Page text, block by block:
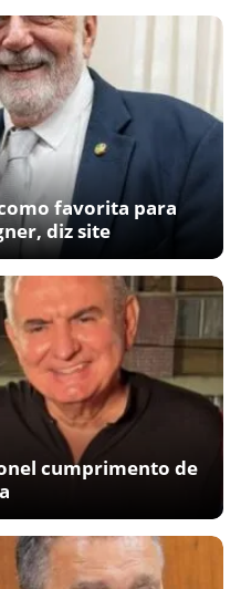
favorita para
diz site
cumprimento de